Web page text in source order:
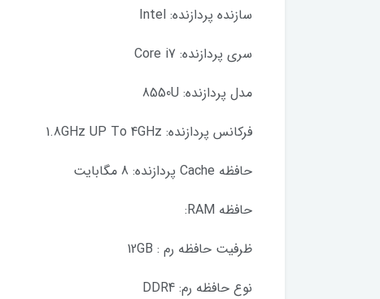
سازنده پردازنده: Intel
سری پردازنده: Core i7
مدل پردازنده: 8550U
فرکانس پردازنده: 1.8GHz UP To 4GHz
حافظه Cache پردازنده: 8 مگابايت
حافظه RAM:
ظرفيت حافظه رم : 12GB
نوع حافظه رم: DDR4